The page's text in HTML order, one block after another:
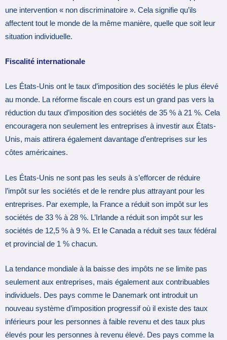
une intervention « non discriminatoire ». Cela signifie qu’ils
affectent tout le monde de la même manière, quelle que soit leur
situation individuelle.
Fiscalité internationale
Les États-Unis ont le taux d’imposition des sociétés le plus élevé
au monde. La réforme fiscale en cours est un grand pas vers la
réduction du taux d’imposition des sociétés de 35 % à 21 %. Cela
encouragera non seulement les entreprises à investir aux États-
Unis, mais attirera également davantage d’entreprises sur les
côtes américaines.
Les États-Unis ne sont pas les seuls à s’efforcer de réduire
l’impôt sur les sociétés et de le rendre plus attrayant pour les
entreprises. Par exemple, la France a réduit son impôt sur les
sociétés de 33 % à 28 %. L’Irlande a réduit son impôt sur les
sociétés de 12,5 % à 9 %. Et le Canada a réduit ses taux fédéral
et provincial de 1 % chacun.
La tendance mondiale à la baisse des impôts ne se limite pas
seulement aux entreprises, mais également aux contribuables
individuels. Des pays comme le Danemark ont introduit un
nouveau système d’imposition progressif où il existe des taux
inférieurs pour les personnes à faible revenu et des taux plus
élevés pour les personnes à revenu élevé. Des pays comme la